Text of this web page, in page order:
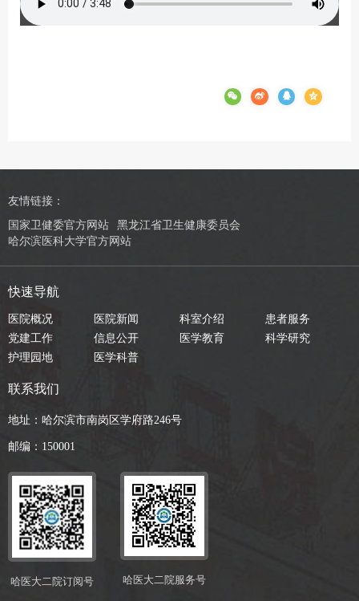
友情链接：
国家卫健委官方网站
黑龙江省卫生健康委员会
哈尔滨医科大学官方网站
快速导航
医院概况 医院新闻 科室介绍
患者服务
党建工作
信息公开 医学教育
科学研究
护理园地
医学科普
联系我们
地址：哈尔滨市南岗区学府路246号
邮编：150001
哈医大二院订阅号 哈医大二院服务号